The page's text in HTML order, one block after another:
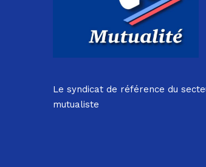
Le syndicat de référence du
mutualiste